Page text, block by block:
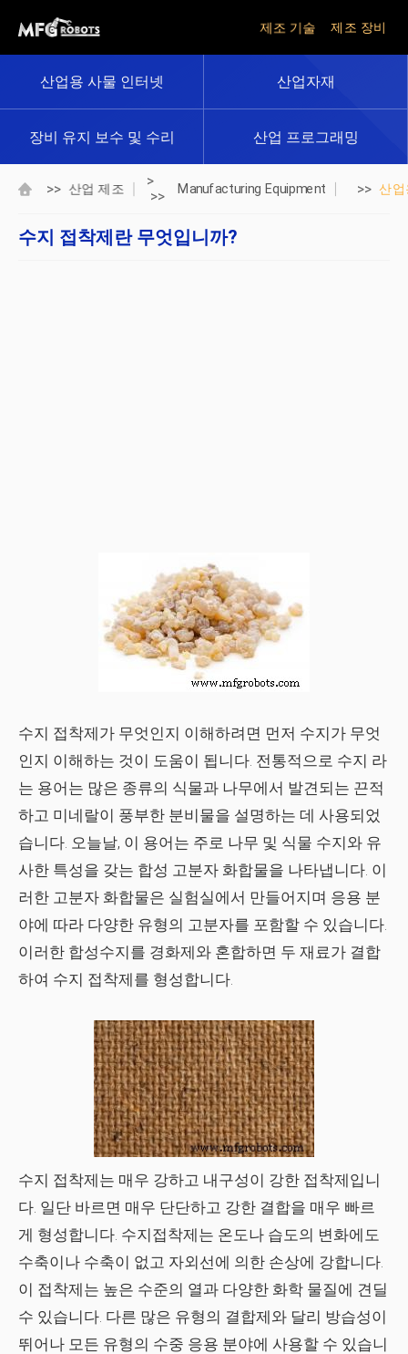
제조 기술 제조 장비
산업용 사물 인터넷 산업자재
장비 유지 보수 및 수리 산업 프로그래밍
>> 산업 제조
>
>>
Manufacturing Equipment >> 산업
수지 접착제란 무엇입니까?
수지 접착제가 무엇인지 이해하려면 먼저 수지가 무엇
인지 이해하는 것이 도움이 됩니다. 전통적으로 수지 라
는 용어는 많은 종류의 식물과 나무에서 발견되는 끈적
하고 미네랄이 풍부한 분비물을 설명하는 데 사용되었
습니다. 오늘날, 이 용어는 주로 나무 및 식물 수지와 유
사한 특성을 갖는 합성 고분자 화합물을 나타냅니다. 이
러한 고분자 화합물은 실험실에서 만들어지며 응용 분
야에 따라 다양한 유형의 고분자를 포함할 수 있습니다.
이러한 합성수지를 경화제와 혼합하면 두 재료가 결합
하여 수지 접착제를 형성합니다.
수지 접착제는 매우 강하고 내구성이 강한 접착제입니
다. 일단 바르면 매우 단단하고 강한 결합을 매우 빠르
게 형성합니다. 수지접착제는 온도나 습도의 변화에도
수축이나 수축이 없고 자외선에 의한 손상에 강합니다.
이 접착제는 높은 수준의 열과 다양한 화학 물질에 견딜
수 있습니다. 다른 많은 유형의 결합제와 달리 방습성이
뛰어나 모든 유형의 수중 응용 분야에 사용할 수 있습니